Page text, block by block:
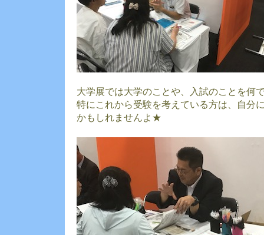
大学展では大学のことや、入試のことを何
特にこれから受験を考えている方は、自分
かもしれませんよ★